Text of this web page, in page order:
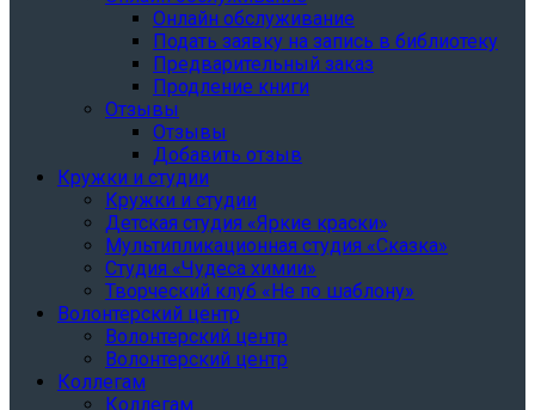
Онлайн обслуживание
Подать заявку на запись в библиотеку
Предварительный заказ
Продление книги
Отзывы
Отзывы
Добавить отзыв
Кружки и студии
Кружки и студии
Детская студия «Яркие краски»
Мультипликационная студия «Сказка»
Студия «Чудеса химии»
Творческий клуб «Не по шаблону»
Волонтерский центр
Волонтерский центр
Волонтерский центр
Коллегам
Коллегам